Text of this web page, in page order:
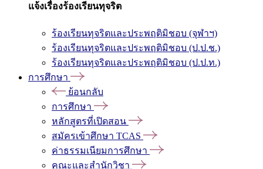
แจ้งเรื่องร้องเรียนทุจริต
ร้องเรียนทุจริตและประพฤติมิชอบ (จุฬาฯ)
ร้องเรียนทุจริตและประพฤติมิชอบ (ป.ป.ช.)
ร้องเรียนทุจริตและประพฤติมิชอบ (ป.ป.ท.)
การศึกษา
ย้อนกลับ
การศึกษา
หลักสูตรที่เปิดสอน
สมัครเข้าศึกษา TCAS
ค่าธรรมเนียมการศึกษา
คณะและสำนักวิชา